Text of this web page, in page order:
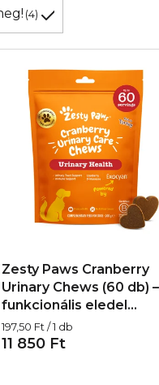
k
r
e
n
d
e
s
e
4
Zesty Paws Cranberry
Urinary Chews (60 db) –
funkcionális eledel
kutyáknak a húgyutak
támogatására
11 850 Ft
Egységár:
197,50 Ft / 1 db